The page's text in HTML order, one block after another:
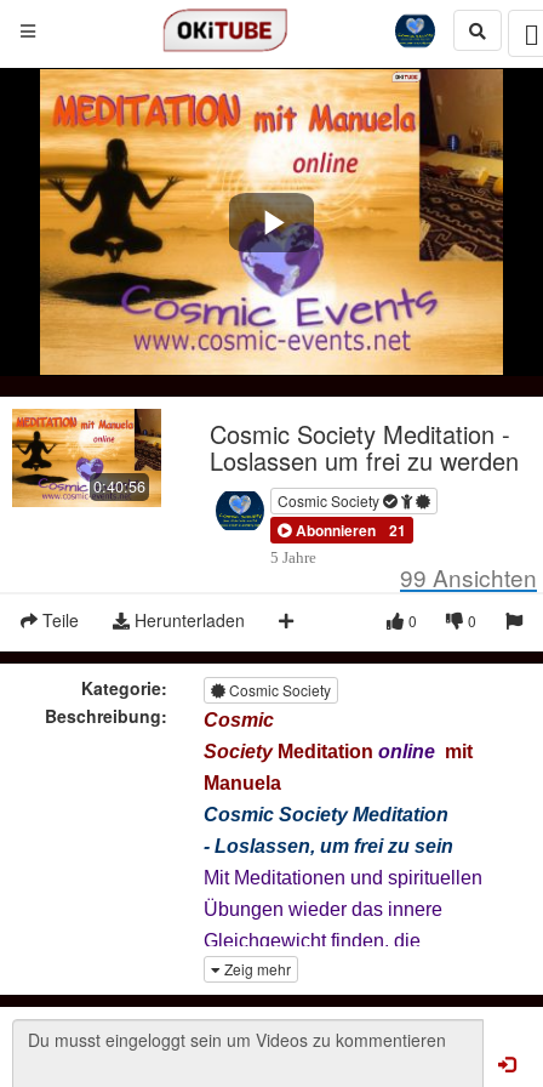
Play
Video
0:40:56
Cosmic Society Meditation -
Loslassen um frei zu werden
Cosmic Society
Abonnieren 21
5 Jahre
99 Ansichten
Teile Herunterladen 0
0
Kategorie: Cosmic Society
Beschreibung:
Cosmic
Society Meditation online mit
Manuela
Cosmic Society Meditation
- Loslassen, um frei zu sein
Mit Meditationen und spirituellen
Übungen wieder das innere
Gleichgewicht finden, die
Selbstheilkräfte wieder zulassen
und somit einen Weg zum
erweiterten Bewusstsein finden.
Zeig mehr